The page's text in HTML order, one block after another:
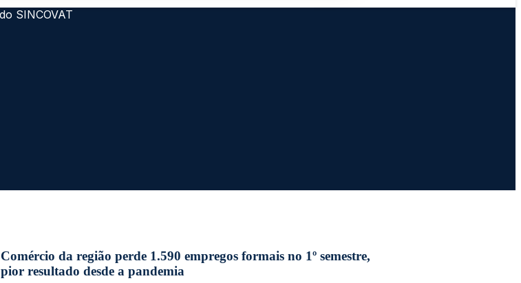
Comércio da região perde 1.590 empregos formais no 1º semestre,
pior resultado desde a pandemia